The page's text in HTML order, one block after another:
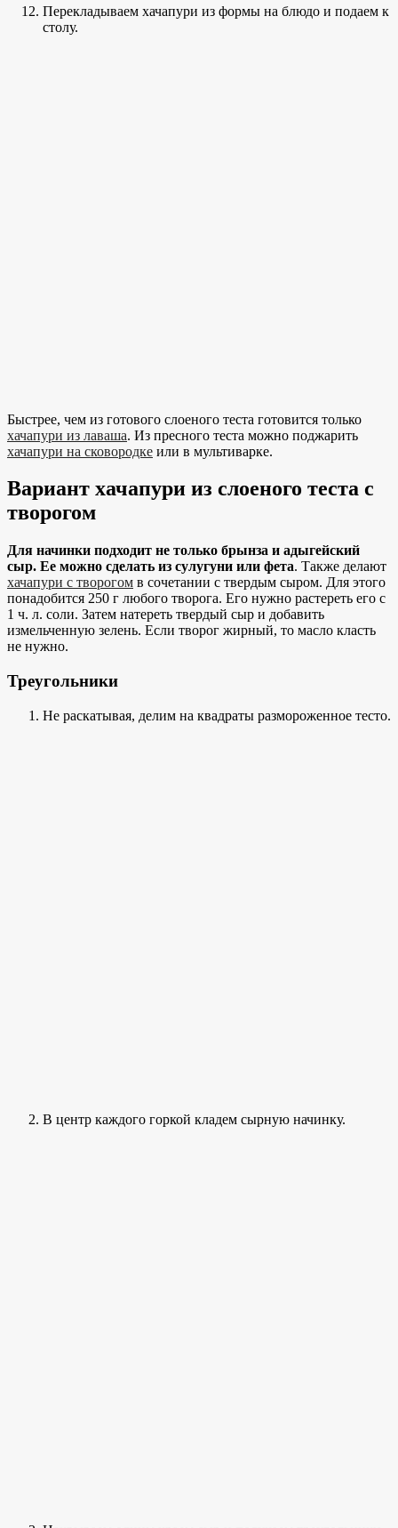
Перекладываем хачапури из формы на блюдо и подаем к
столу.
Быстрее, чем из готового слоеного теста готовится только
хачапури из лаваша. Из пресного теста можно поджарить
хачапури на сковородке или в мультиварке.
Вариант хачапури из слоеного теста с
творогом
Для начинки подходит не только брынза и адыгейский
сыр. Ее можно сделать из сулугуни или фета. Также делают
хачапури с творогом в сочетании с твердым сыром. Для этого
понадобится 250 г любого творога. Его нужно растереть его с
1 ч. л. соли. Затем натереть твердый сыр и добавить
измельченную зелень. Если творог жирный, то масло класть
не нужно.
Треугольники
Не раскатывая, делим на квадраты размороженное тесто.
В центр каждого горкой кладем сырную начинку.